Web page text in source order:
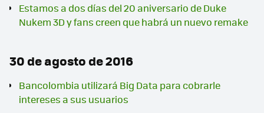
Estamos a dos días del 20 aniversario de Duke
Nukem 3D y fans creen que habrá un nuevo remake
30 de agosto de 2016
Bancolombia utilizará Big Data para cobrarle
intereses a sus usuarios